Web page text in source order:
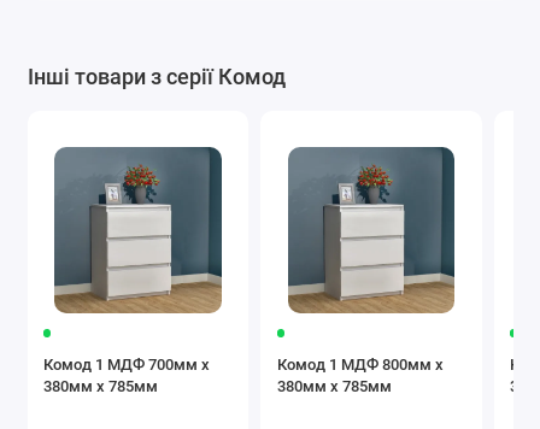
Інші товари з серії Комод
Комод 1 МДФ 700мм x
380мм x 785мм
Комод 1 МДФ 800мм x
380мм x 785мм